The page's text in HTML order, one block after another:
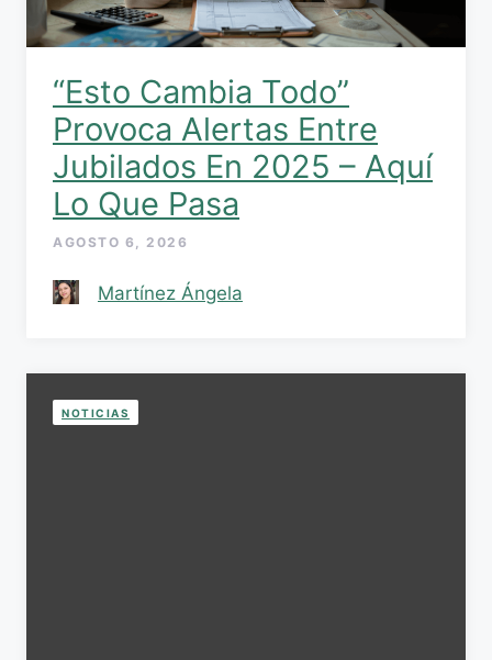
“Esto Cambia Todo”
Provoca Alertas Entre
Jubilados En 2025 – Aquí
Lo Que Pasa
AGOSTO 6, 2026
Martínez Ángela
NOTICIAS